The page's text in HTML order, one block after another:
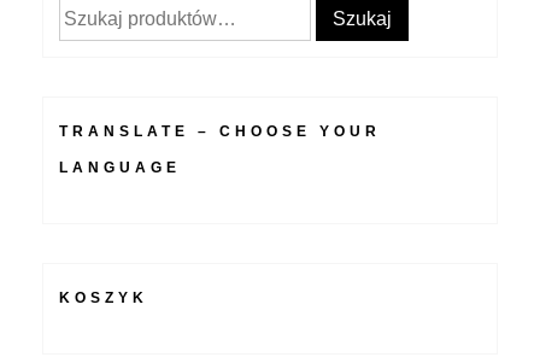
Szukaj: Szukaj
TRANSLATE – CHOOSE YOUR
LANGUAGE
KOSZYK